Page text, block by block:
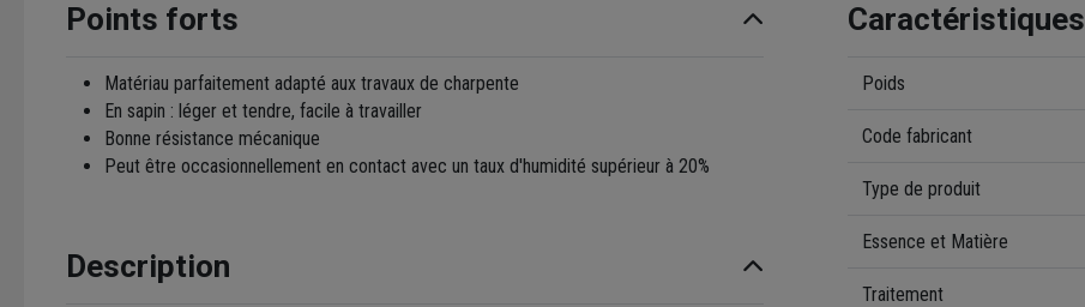
Points forts
Matériau parfaitement adapté aux travaux de charpente
En sapin : léger et tendre, facile à travailler
Bonne résistance mécanique
Peut être occasionnellement en contact avec un taux d'humidité supérieur à 20%
Description
Caractéristiques
Poids
Code fabricant
Type de produit
Essence et Matière
Traitement